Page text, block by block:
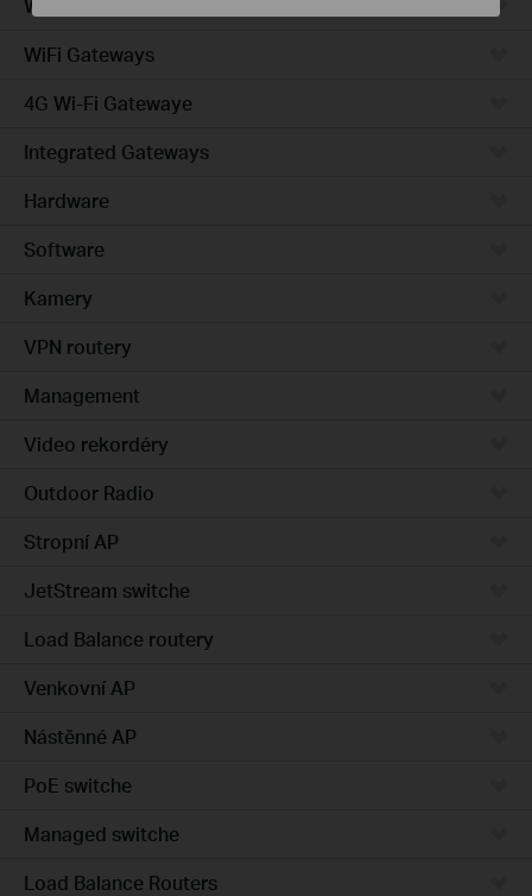
Wired Gateways
WiFi Gateways
4G Wi-Fi Gatewaye
Integrated Gateways
Hardware
Software
Kamery
VPN routery
Management
Video rekordéry
Outdoor Radio
Stropní AP
JetStream switche
Load Balance routery
Venkovní AP
Nástěnné AP
PoE switche
Managed switche
Load Balance Routers